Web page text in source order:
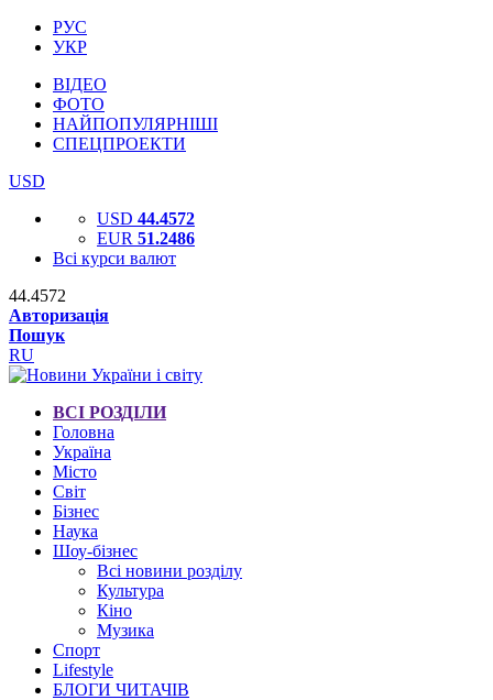
РУС
УКР
ВІДЕО
ФОТО
НАЙПОПУЛЯРНІШІ
СПЕЦПРОЕКТИ
USD
USD 44.4572
EUR 51.2486
Всі курси валют
44.4572
Авторизація
Пошук
RU
ВСІ РОЗДІЛИ
Головна
Україна
Місто
Світ
Бізнес
Наука
Шоу-бізнес
Всі новини розділу
Культура
Кіно
Музика
Спорт
Lifestyle
БЛОГИ ЧИТАЧІВ